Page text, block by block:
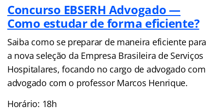
Concurso EBSERH Advogado —
Como estudar de forma eficiente?
Saiba como se preparar de maneira eficiente para
a nova seleção da Empresa Brasileira de Serviços
Hospitalares, focando no cargo de advogado com
advogado com o professor Marcos Henrique.
Horário: 18h